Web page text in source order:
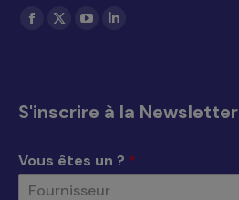
Trouvez nous sur :
La
dans
nouvelle
fenêtre
La
dans
nouvelle
fenêtre
La
dans
nouvelle
fenêtre
La
dans
nouvelle
S'inscrire à la Newsletter
Vous êtes un ? *
Fournisseur